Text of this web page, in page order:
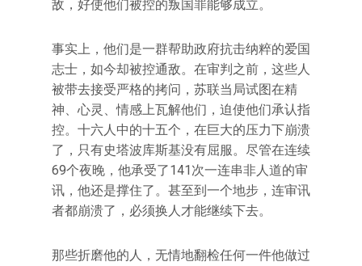
敌，好使他们被控的叛国罪能够成立。
事实上，他们是一群帮助政府抗击纳粹的爱国
志士，如今却被控通敌。在审判之前，这些人
被带去接受严格的拷问，苏联当局试图在精
神、心灵、情感上瓦解他们，迫使他们承认指
控。十六人中的十五个，在巨大的压力下崩溃
了，只有史塔波库斯基没有屈服。尽管在连续
69个夜晚，他承受了141次一连串非人道的审
讯，他还是撑住了。甚至到一个地步，连审讯
者都崩溃了，必须换人才能继续下去。
那些折磨他的人，无情地翻检任何一件他做过